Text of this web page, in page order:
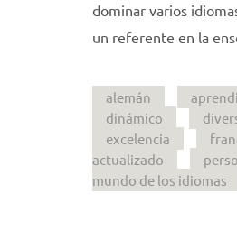
dominar varios
un referente en la
alemán
dinámico
excelencia
actualizado
mundo de los idiomas